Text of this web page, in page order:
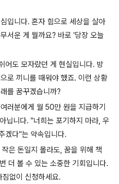
입니다. 혼자 힘으로 세상을 살아
서운 게 뭘까요? 바로 '당장 오늘
어도 모자랐던 게 현실입니다. 방
로 끼니를 때워야 했죠. 이런 상황
를 꿈꾸겠습니까?
러분에게 월 50만 원을 지급하기
닙니다. "너희는 포기하지 마라, 우
겠다"는 약속입니다.
은 돈일지 몰라도, 꿈을 위해 책
더 볼 수 있는 소중한 기회입니다.
없이 신청하세요.